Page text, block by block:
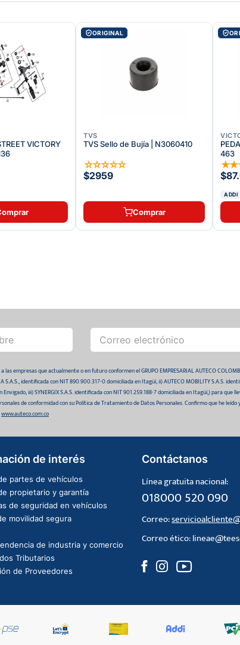
VICTORY
ORIGINAL
TVS
TVS Sello de Bujía | N3060410
☆☆☆☆☆
$2959
Comprar
463
★★
ADDI
las empresas que actualmente o en futuro conformen el GRUPO EMPRESARIAL AUTECO
S.A.S., identificada con NIT 890.900.317-0 domiciliada en Itagüí, ii) AUTECO MOBILITY S.A.S.
Envigado, iii) SYNERGIX S.A.S. identificada con NIT 901.259.188-7 domiciliada en Itagüí,) para que
de conformidad con su Política de Tratamiento de Datos Personales. Confirmo que he
www.auteco.com.co
de interés
partes de vehículos
propietario y garantía
de seguridad en vehículos
movilidad segura
de industria y comercio
Tributarios
de Proveedores
Contáctanos
Línea gratuita nacional:
018000 520 090
Correo:
Correo ético: